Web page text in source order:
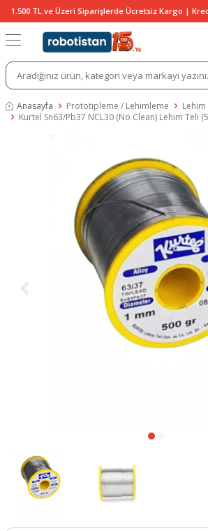
1.500 TL ve Üzeri Siparişlerde Ücretsiz Kargo |
Anasayfa Prototipleme / Lehimleme Lehim
Kurtel Sn63/Pb37 NCL30 (No Clean) Lehim Teli